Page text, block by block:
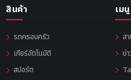
สินค้า
รถครอบครัว
เกียร์อัตโนมัติ
สปอร์ต
เมนู
ส
ข่